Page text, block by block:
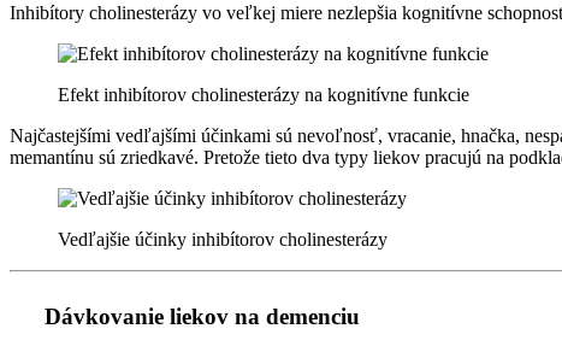
Inhibítory cholinesterázy vo veľkej miere nezlepšia kognitívne
Efekt inhibítorov cholinesterázy na kognitívne funkcie
Najčastejšími vedľajšími účinkami sú nevoľnosť, vracanie, hnačka,
memantínu sú zriedkavé. Pretože tieto dva typy liekov pracujú na
Vedľajšie účinky inhibítorov cholinesterázy
Dávkovanie liekov na demenciu